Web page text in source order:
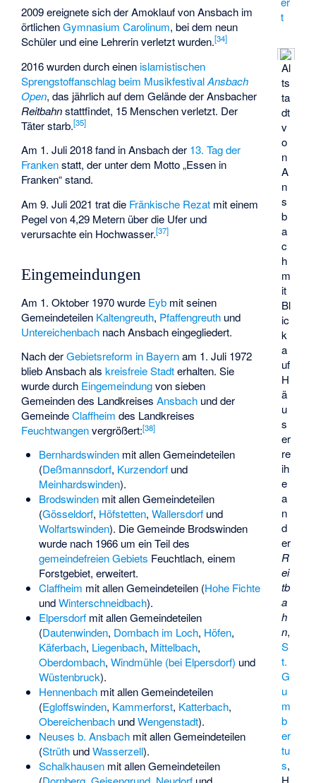
t
Al
ts
ta
dt
v
o
n
A
n
s
b
a
c
h
m
it
Bl
ic
k
a
uf
H
ä
u
s
er
re
ih
e
a
n
d
er
R
ei
tb
a
h
n,
S
t.
G
u
m
b
er
tu
s,
H
2009 ereignete sich derAmoklauf von Ansbach im
örtlichenGymnasium Carolinum, bei dem neun
Schüler und eine Lehrerin verletzt wurden.[34]
2016 wurden durch einen islamistischen
Sprengstoffanschlag beim MusikfestivalAnsbach
Open, das jährlich auf dem Gelände der Ansbacher
Reitbahnstattfindet, 15 Menschen verletzt. Der
Täter starb.[35]
Am 1. Juli 2018 fand in Ansbach der 13. Tag der
Frankenstatt, der unter dem Motto „Essen in
Franken“ stand.
Am 9. Juli 2021 trat die Fränkische Rezat mit einem
Pegel von 4,29 Metern über die Ufer und
verursachte ein Hochwasser.[37]
Eingemeindungen
Am 1. Oktober 1970 wurde Eyb mit seinen
Gemeindeteilen Kaltengreuth, Pfaffengreuth und
Untereichenbach nach Ansbach eingegliedert.
Nach derGebietsreform in Bayernam 1. Juli 1972
blieb Ansbach alskreisfreie Stadterhalten. Sie
wurde durch Eingemeindungvon sieben
Gemeinden des LandkreisesAnsbach und der
GemeindeClaffheim des Landkreises
Feuchtwangenvergrößert:[38]
Bernhardswindenmit allen Gemeindeteilen
(Deßmannsdorf, Kurzendorfund
Meinhardswinden).
Brodswindenmit allen Gemeindeteilen
(Gösseldorf, Höfstetten, Wallersdorfund
Wolfartswinden). Die Gemeinde Brodswinden
wurde nach 1966 um ein Teil des
gemeindefreien Gebiets Feuchtlach, einem
Forstgebiet, erweitert.
Claffheim mit allen Gemeindeteilen (Hohe Fichte
undWinterschneidbach).
Elpersdorfmit allen Gemeindeteilen
(Dautenwinden, Dombach im Loch, Höfen,
Käferbach, Liegenbach, Mittelbach,
Oberdombach, Windmühle (bei Elpersdorf) und
Wüstenbruck).
Hennenbachmit allen Gemeindeteilen
(Egloffswinden, Kammerforst, Katterbach,
ObereichenbachundWengenstadt).
Neuses b. Ansbachmit allen Gemeindeteilen
(StrüthundWasserzell).
Schalkhausenmit allen Gemeindeteilen